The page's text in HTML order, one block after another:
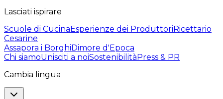
Lasciati ispirare
Scuole di CucinaEsperienze dei ProduttoriRicettario
Cesarine
Assapora i BorghiDimore d'Epoca
Chi siamoUnisciti a noiSostenibilitàPress & PR
Cambia lingua